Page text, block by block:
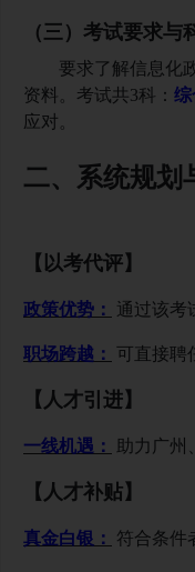
（三）考试要求与
要求了解信息化
资料。考试共3科： 综
应对。
二、 系统规划
【以考代评】
政策优势： 通过该考
职场跨越： 可直接聘
【人才引进】
一线机遇： 助力广州
【人才补贴】
真金白银： 符合条件